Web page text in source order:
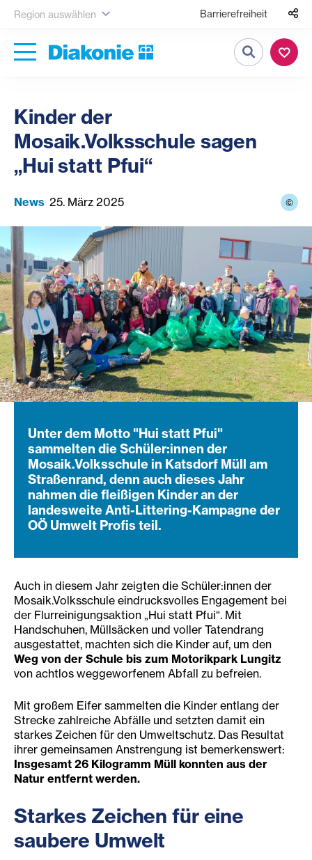
Region auswählen Barrierefreiheit
Suche
Kinder der
Mosaik.Volksschule sagen
„Hui statt Pfui“
News 25. März 2025 ©
Unter dem Motto "Hui statt Pfui"
sammelten die Schüler:innen der
Mosaik.Volksschule in Katsdorf Müll am
Straßenrand, denn auch dieses Jahr
nahmen die fleißigen Kinder an der
landesweite Anti-Littering-Kampagne der
OÖ Umwelt Profis teil.
Auch in diesem Jahr zeigten die Schüler:innen der
Mosaik.Volksschule eindrucksvolles Engagement bei
der Flurreinigungsaktion „Hui statt Pfui“. Mit
Handschuhen, Müllsäcken und voller Tatendrang
ausgestattet, machten sich die Kinder auf, um den
Weg von der Schule bis zum Motorikpark Lungitz
von achtlos weggeworfenem Abfall zu befreien.
Mit großem Eifer sammelten die Kinder entlang der
Strecke zahlreiche Abfälle und setzten damit ein
starkes Zeichen für den Umweltschutz. Das Resultat
ihrer gemeinsamen Anstrengung ist bemerkenswert:
Insgesamt 26 Kilogramm Müll konnten aus der
Natur entfernt werden.
Starkes Zeichen für eine
saubere Umwelt